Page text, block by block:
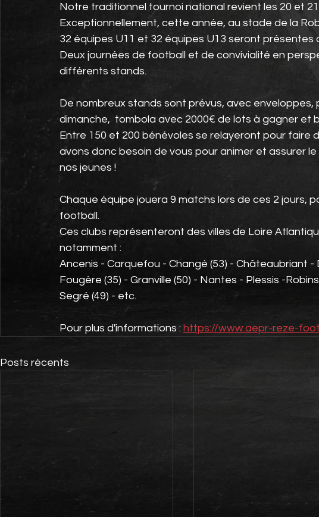
Notre traditionnel tournoi national revient les 20 et
Exceptionnellement, cette année, au stade de la
32 équipes U11 et 32 équipes U13 seront présentes
Deux journées de football et de convivialité en
différents stands.
De nombreux stands sont prévus, avec enveloppes,
dimanche,  tombola avec 2000€ de lots à gagner et
Entre 150 et 200 bénévoles se relayeront pour faire
avons donc besoin de vous pour animer et assurer
nos jeunes !
Chaque équipe jouera 9 matchs lors de ces 2 jours,
football.
Ces clubs représenteront des villes de Loire
notamment :
Ancenis - Carquefou - Changé (53) - Châteaubriant -
Fougère (35) - Granville (50) - Nantes - Plessis -
Segré (49) - etc.
Pour plus d'informations : https://www.aepr-reze-
Posts récents